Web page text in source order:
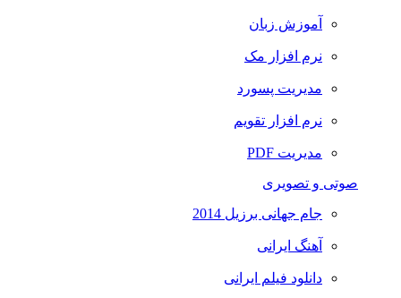
آموزش زبان
نرم افزار مک
مدیریت پسورد
نرم افزار تقویم
مدیریت PDF
صوتی و تصویری
جام جهانی برزیل 2014
آهنگ ایرانی
دانلود فیلم ایرانی